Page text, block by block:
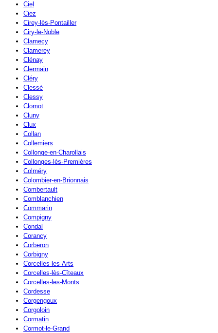
Ciel
Ciez
Cirey-lès-Pontailler
Ciry-le-Noble
Clamecy
Clamerey
Clénay
Clermain
Cléry
Clessé
Clessy
Clomot
Cluny
Clux
Collan
Collemiers
Collonge-en-Charollais
Collonges-lès-Premières
Colméry
Colombier-en-Brionnais
Combertault
Comblanchien
Commarin
Compigny
Condal
Corancy
Corberon
Corbigny
Corcelles-les-Arts
Corcelles-lès-Cîteaux
Corcelles-les-Monts
Cordesse
Corgengoux
Corgoloin
Cormatin
Cormot-le-Grand